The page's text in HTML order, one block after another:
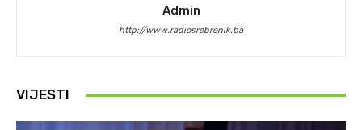
Admin
http://www.radiosrebrenik.ba
VIJESTI